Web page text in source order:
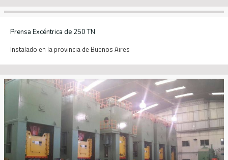
Prensa Excéntrica de 250 TN
Instalado en la provincia de Buenos Aires